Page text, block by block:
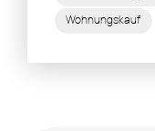
Wohnungskauf